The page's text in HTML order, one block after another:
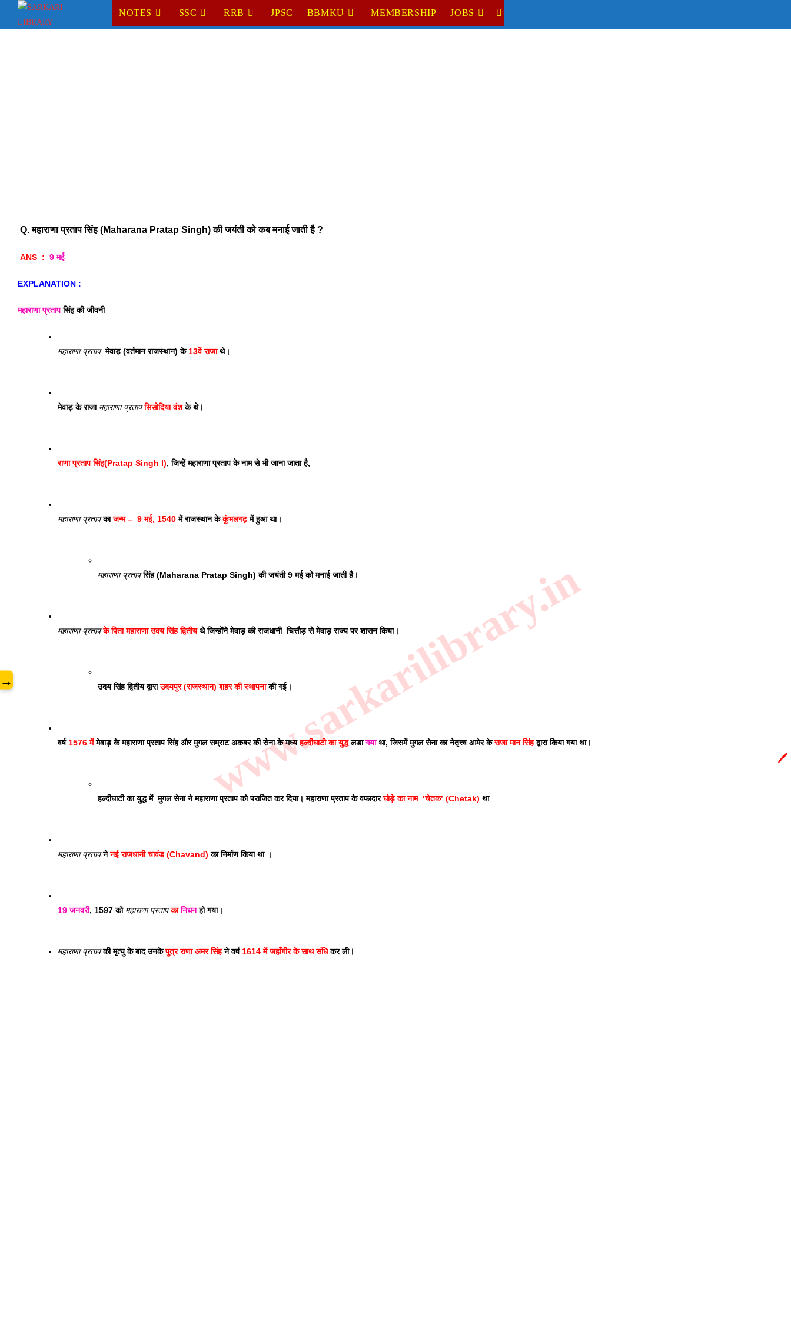
NOTES SSC RRB JPSC BBMKU MEMBERSHIP JOBS
Q. महाराणा प्रताप सिंह (Maharana Pratap Singh) की जयंती को कब मनाई जाती है ?
ANS  : 9 मई
EXPLANATION :
महाराणा प्रताप सिंह की जीवनी
महाराणा प्रताप मेवाड़ (वर्तमान राजस्थान) के 13वें राजा थे।
मेवाड़ के राजा महाराणा प्रताप सिसोदिया वंश के थे।
राणा प्रताप सिंह(Pratap Singh I), जिन्हें महाराणा प्रताप के नाम से भी जाना जाता है,
महाराणा प्रताप का जन्म –  9 मई, 1540 में राजस्थान के कुंभलगढ़ में हुआ था।
महाराणा प्रताप सिंह (Maharana Pratap Singh) की जयंती 9 मई को मनाई जाती है।
महाराणा प्रताप के पिता महाराणा उदय सिंह द्वितीय थे जिन्होंने मेवाड़ की राजधानी  चित्तौड़ से मेवाड़ राज्य पर शासन किया।
उदय सिंह द्वितीय द्वारा उदयपुर (राजस्थान) शहर की स्थापना की गई।
वर्ष 1576 में मेवाड़ के महाराणा प्रताप सिंह और मुगल सम्राट अकबर की सेना के मध्य हल्दीघाटी का युद्ध लडा गया था, जिसमें मुगल सेना का नेतृत्त्व आमेर के राजा मान सिंह द्वारा किया गया था।
हल्दीघाटी का युद्ध में  मुगल सेना ने महाराणा प्रताप को पराजित कर दिया। महाराणा प्रताप के वफादार घोड़े का नाम  ‘चेतक’ (Chetak) था
महाराणा प्रताप ने नई राजधानी चावंड (Chavand) का निर्माण किया था ।
19 जनवरी, 1597 को महाराणा प्रताप का निधन हो गया।
महाराणा प्रताप की मृत्यु के बाद उनके पुत्र राणा अमर सिंह ने वर्ष 1614 में जहाँगीर के साथ संधि कर ली।
www.sarkarilibrary.in
→
🖊️